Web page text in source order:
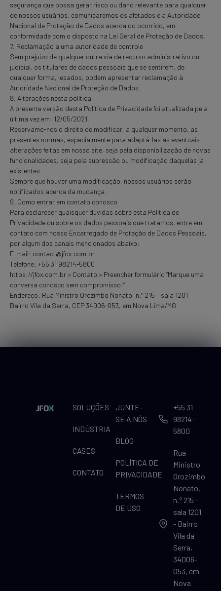
segurança que possa gerar risco ou dano relevante para qualquer
de nossos usuários, comunicaremos os afetados e a Autoridade
Nacional de Proteção de Dados acerca do ocorrido, em
conformidade com o disposto na Lei Geral de Proteção de Dados.
7. Reclamação a uma autoridade de controle
Sem prejuízo de qualquer outra via de recurso administrativo ou
judicial, os titulares de dados pessoais que se sentirem, de
qualquer forma, lesados, podem apresentar reclamação à
Autoridade Nacional de Proteção de Dados.
8. Alterações nesta política
A presente versão desta Política de Privacidade foi atualizada pela
última vez em: 12/05/2021.
Reservamo-nos o direito de modificar, a qualquer momento, as
presentes normas, especialmente para adaptá-las às eventuais
alterações feitas em nosso site, seja pela disponibilização de novas
funcionalidades, seja pela supressão ou modificação daquelas já
existentes.
Sempre que houver uma modificação, nossos usuários serão
notificados acerca da mudança.
9. Como entrar em contato conosco
Para esclarecer quaisquer dúvidas sobre esta Política de
Privacidade ou sobre os dados pessoais que tratamos, entre em
contato com nosso Encarregado de Proteção de Dados Pessoais,
por algum dos canais mencionados abaixo:
E-mail: contact@jfox.com.br
Telefone: +55 31 98214-5800
https://jfox.com.br > Contato > Preencher formulário “Marque uma
conversa conosco sem compromisso!“
Endereço: Rua Ministro Orozimbo Nonato, n.º 215 – sala 1201 –
Bairro Vila da Serra, CEP 34006-053, em Nova Lima/MG
SOLUÇÕES
INDÚSTRIA
CASES
CONTATO
JUNTE-
SE A NÓS
BLOG
POLÍTICA DE
PRIVACIDADE
TERMOS
DE USO
+55 31
98214-
5800
Rua
Ministro
Orozimbo
Nonato,
n.º 215 -
sala 1201
- Bairro
Vila da
Serra,
34006-
053, em
Nova